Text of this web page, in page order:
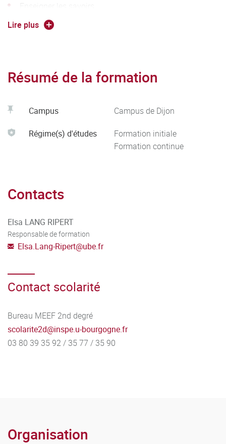
Enseigner les savoirs
Planifier et Séquencer
Se former
Coopérer
Lire plus
Résumé de la formation
Campus Campus de Dijon
Régime(s) d'études
Formation initiale
Formation continue
Contacts
Elsa LANG RIPERT
Responsable de formation
Elsa.Lang-Ripert@ube.fr
Contact scolarité
Bureau MEEF 2nd degré
scolarite2d@inspe.u-bourgogne.fr
03 80 39 35 92 / 35 77 / 35 90
Organisation